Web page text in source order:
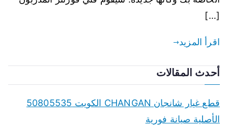
[…]
اقرأ المزيد
أحدث المقالات
قطع غيار شانجان CHANGAN الكويت 50805535
الأصلية صيانة فورية